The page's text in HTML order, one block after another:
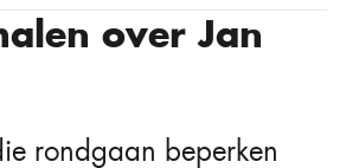
over Jan
rondgaan beperken